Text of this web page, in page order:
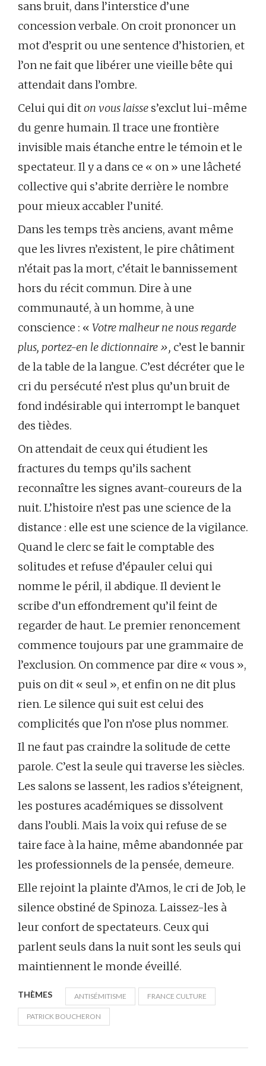
sans bruit, dans l’interstice d’une
concession verbale. On croit prononcer un
mot d’esprit ou une sentence d’historien, et
l’on ne fait que libérer une vieille bête qui
attendait dans l’ombre.
Celui qui diton vous laisse s’exclut lui-même
du genre humain. Il trace une frontière
invisible mais étanche entre le témoin et le
spectateur. Il y a dans ce « on » une lâcheté
collective qui s’abrite derrière le nombre
pour mieux accabler l’unité.
Dans les temps très anciens, avant même
que les livres n’existent, le pire châtiment
n’était pas la mort, c’était le bannissement
hors du récit commun. Dire à une
communauté, à un homme, à une
conscience : « Votre malheur ne nous regarde
plus, portez-en le dictionnaire », c’est le bannir
de la table de la langue. C’est décréter que le
cri du persécuté n’est plus qu’un bruit de
fond indésirable qui interrompt le banquet
des tièdes.
On attendait de ceux qui étudient les
fractures du temps qu’ils sachent
reconnaître les signes avant-coureurs de la
nuit. L’histoire n’est pas une science de la
distance : elle est une science de la vigilance.
Quand le clerc se fait le comptable des
solitudes et refuse d’épauler celui qui
nomme le péril, il abdique. Il devient le
scribe d’un effondrement qu’il feint de
regarder de haut. Le premier renoncement
commence toujours par une grammaire de
l’exclusion. On commence par dire « vous »,
puis on dit « seul », et enfin on ne dit plus
rien. Le silence qui suit est celui des
complicités que l’on n’ose plus nommer.
Il ne faut pas craindre la solitude de cette
parole. C’est la seule qui traverse les siècles.
Les salons se lassent, les radios s’éteignent,
les postures académiques se dissolvent
dans l’oubli. Mais la voix qui refuse de se
taire face à la haine, même abandonnée par
les professionnels de la pensée, demeure.
Elle rejoint la plainte d’Amos, le cri de Job, le
silence obstiné de Spinoza. Laissez-les à
leur confort de spectateurs. Ceux qui
parlent seuls dans la nuit sont les seuls qui
maintiennent le monde éveillé.
THÈMES ANTISÉMITISME FRANCE CULTURE
PATRICK BOUCHERON